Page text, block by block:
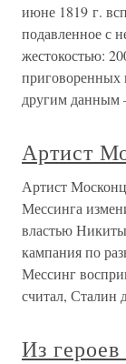
июне 1819 г.
подавленное с
жестокостью:
приговоренных
другим данным
Артист
Артист
Мессинга
властью
кампания по
Мессинг
считал, Сталин
Из героев